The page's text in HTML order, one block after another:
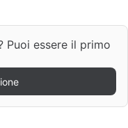
Puoi essere il primo